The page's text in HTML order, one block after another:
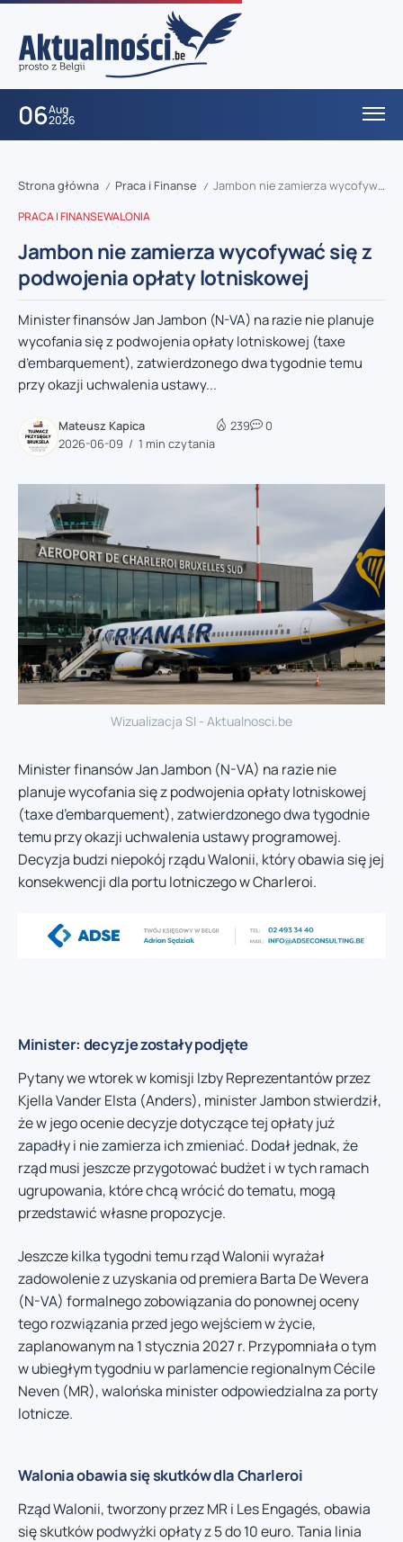
06Aug
2026
Strona główna / Praca i Finanse / Jambon nie zamierza wycofywać się z podwojenia opłaty lotniskowej
PRACA I FINANSEWALONIA
Jambon nie zamierza wycofywać się z
podwojenia opłaty lotniskowej
Minister finansów Jan Jambon (N-VA) na razie nie planuje
wycofania się z podwojenia opłaty lotniskowej (taxe
d’embarquement), zatwierdzonego dwa tygodnie temu
przy okazji uchwalenia ustawy...
Mateusz Kapica
2026-06-09
1 min czytania
239 0
Wizualizacja SI - Aktualnosci.be
Minister finansów Jan Jambon (N-VA) na razie nie
planuje wycofania się z podwojenia opłaty lotniskowej
(taxe d’embarquement), zatwierdzonego dwa tygodnie
temu przy okazji uchwalenia ustawy programowej.
Decyzja budzi niepokój rządu Walonii, który obawia się jej
konsekwencji dla portu lotniczego w Charleroi.
Minister: decyzje zostały podjęte
Pytany we wtorek w komisji Izby Reprezentantów przez
Kjella Vander Elsta (Anders), minister Jambon stwierdził,
że w jego ocenie decyzje dotyczące tej opłaty już
zapadły i nie zamierza ich zmieniać. Dodał jednak, że
rząd musi jeszcze przygotować budżet i w tych ramach
ugrupowania, które chcą wrócić do tematu, mogą
przedstawić własne propozycje.
Jeszcze kilka tygodni temu rząd Walonii wyrażał
zadowolenie z uzyskania od premiera Barta De Wevera
(N-VA) formalnego zobowiązania do ponownej oceny
tego rozwiązania przed jego wejściem w życie,
zaplanowanym na 1 stycznia 2027 r. Przypomniała o tym
w ubiegłym tygodniu w parlamencie regionalnym Cécile
Neven (MR), walońska minister odpowiedzialna za porty
lotnicze.
Walonia obawia się skutków dla Charleroi
Rząd Walonii, tworzony przez MR i Les Engagés, obawia
się skutków podwyżki opłaty z 5 do 10 euro. Tania linia